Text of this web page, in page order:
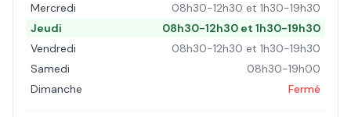
Mercredi
08h30-12h30 et 1h30-19h30
Jeudi
08h30-12h30 et 1h30-19h30
Vendredi
08h30-12h30 et 1h30-19h30
Samedi
08h30-19h00
Dimanche
Fermé